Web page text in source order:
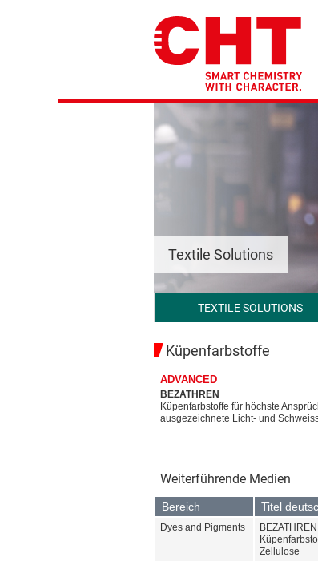
Textile Solutions
TEXTILE SOLUTIONS
Küpenfarbstoffe
ADVANCED
BEZATHREN
Küpenfarbstoffe für höchste
ausgezeichnete Licht- und
Weiterführende Medien
Bereich Titel
Dyes and Pigments
BEZATHREN |
Zellulose